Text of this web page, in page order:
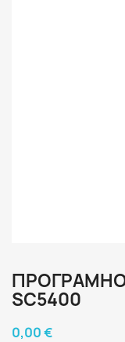
SC5400
0,00 €